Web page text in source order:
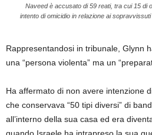
Naveed è accusato di 59 reati, tra cui 15 di
intento di omicidio in relazione ai
Rappresentandosi in tribunale, Glynn
una “persona violenta” ma un
Ha affermato di non avere intenzione
che conservava “50 tipi diversi” di
all’interno della sua casa ed era
quando Israele ha intrapreso la sua